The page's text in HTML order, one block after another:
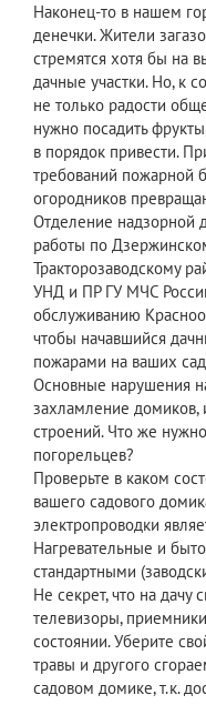
Наконец-то в нашем
денечки. Жители
стремятся хотя бы на
дачные участки. Но, к
не только радости
нужно посадить
в порядок привести.
требований пожарной
огородников
Отделение надзорной
работы по
Тракторозаводскому
УНД и ПР ГУ МЧС
обслуживанию
чтобы начавшийся
пожарами на ваших
Основные нарушения
захламление домиков,
строений. Что же
погорельцев?
Проверьте в каком
вашего садового
электропроводки
Нагревательные и
стандартными
Не секрет, что на дачу
телевизоры,
состоянии. Уберите
травы и другого
садовом домике, т.к.